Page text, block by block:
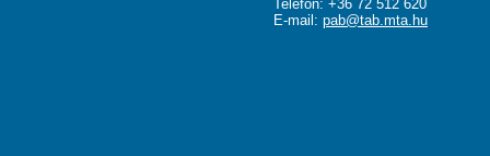
Telefon: +36 72 512 620
E-mail: pab@tab.mta.hu